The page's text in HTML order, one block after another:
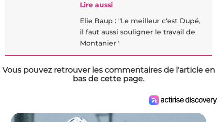
Lire aussi
Elie Baup : "Le meilleur c'est Dupé,
il faut aussi souligner le travail de
Montanier"
Vous pouvez retrouver les commentaires de l'article en
bas de cette page.